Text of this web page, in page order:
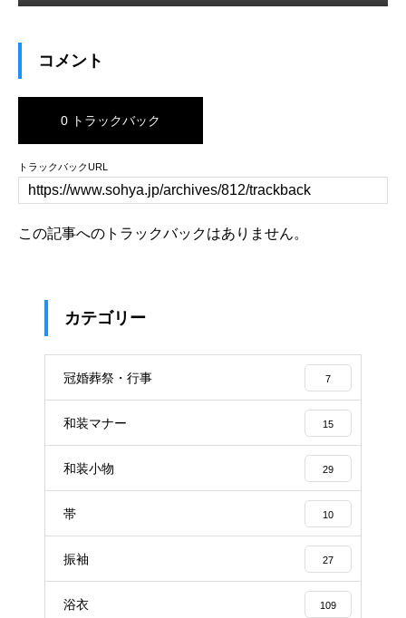
コメント
0 トラックバック
トラックバックURL
この記事へのトラックバックはありません。
カテゴリー
冠婚葬祭・行事 7
和装マナー 15
和装小物 29
帯 10
振袖 27
浴衣 109